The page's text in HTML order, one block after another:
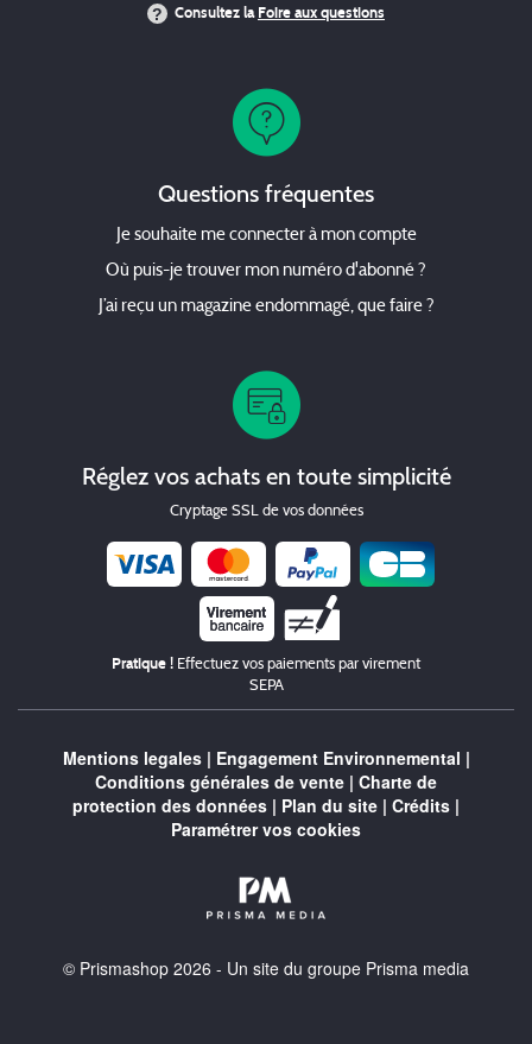
Consultez laFoire aux questions
Questions fréquentes
Je souhaite me connecter à mon compte
Où puis-je trouver mon numéro d'abonné ?
J’ai reçu un magazine endommagé, que faire ?
Réglez vos achats en toute simplicité
Cryptage SSL de vos données
Chèque
Pratique ! Effectuez vos paiements par virement
SEPA
Mentions legales| Engagement Environnemental |
Conditions générales de vente | Charte de
protection des données | Plan du site | Crédits |
Paramétrer vos cookies
© Prismashop 2026 - Un site du groupe Prisma media